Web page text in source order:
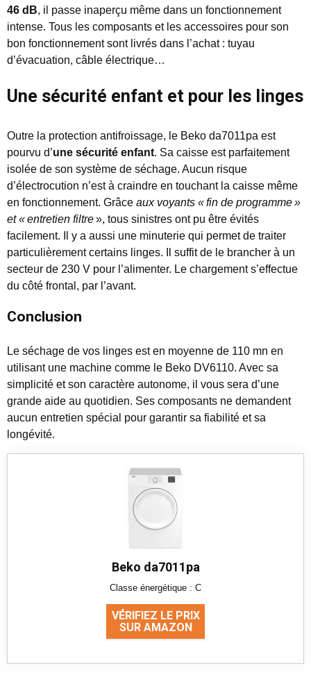
46 dB, il passe inaperçu même dans un fonctionnement
intense. Tous les composants et les accessoires pour son
bon fonctionnement sont livrés dans l’achat : tuyau
d’évacuation, câble électrique…
Une sécurité enfant et pour les linges
Outre la protection antifroissage, le Beko da7011pa est
pourvu d’une sécurité enfant. Sa caisse est parfaitement
isolée de son système de séchage. Aucun risque
d’électrocution n’est à craindre en touchant la caisse même
en fonctionnement. Grâce aux voyants «fin de programme»
et «entretien filtre», tous sinistres ont pu être évités
facilement. Il y a aussi une minuterie qui permet de traiter
particulièrement certains linges. Il suffit de le brancher à un
secteur de 230 V pour l’alimenter. Le chargement s’effectue
du côté frontal, par l’avant.
Conclusion
Le séchage de vos linges est en moyenne de 110 mn en
utilisant une machine comme le Beko DV6110. Avec sa
simplicité et son caractère autonome, il vous sera d’une
grande aide au quotidien. Ses composants ne demandent
aucun entretien spécial pour garantir sa fiabilité et sa
longévité.
Beko da7011pa
Classe énergétique : C
VÉRIFIEZ LE PRIX
SUR AMAZON